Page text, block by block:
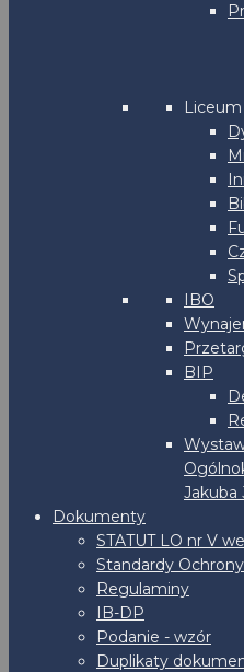
Liceum
IBO
BIP
Jakuba
Dokumenty
STATUT LO nr V
Standardy
Regulaminy
IB-DP
Podanie - wzór
Duplikaty